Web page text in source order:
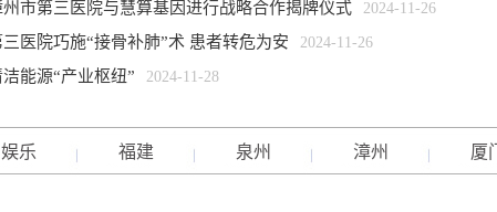
市第三医院与慧算基因进行战略合作揭牌仪式 2024-11-26
医院巧施“接骨补肺”术 患者转危为安 2024-11-26
能源“产业枢纽” 2024-11-28
娱乐 福建 泉州 漳州 厦门